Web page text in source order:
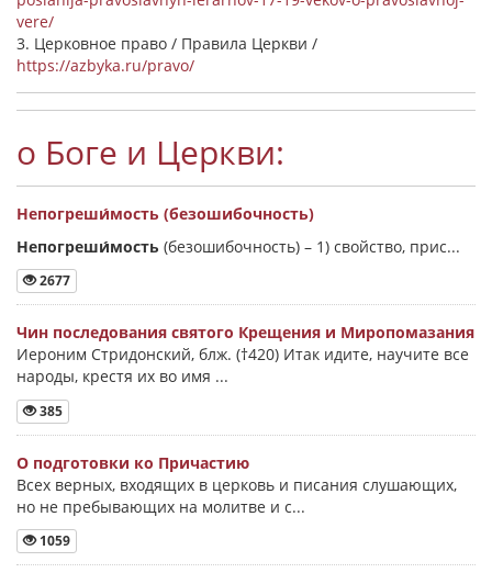
vere/
3. Церковное право / Правила Церкви /
https://azbyka.ru/pravo/
о Боге и Церкви:
Непогреши́мость (безошибочность)
Непогреши́мость (безошибочность) – 1) свойство, прис...
2677
Чин последования святого Крещения и Миропомазания
Иероним Стридонский, блж. (†420) Итак идите, научите все
народы, крестя их во имя ...
385
О подготовки ко Причастию
Всех верных, входящих в церковь и писания слушающих,
но не пребывающих на молитве и с...
1059